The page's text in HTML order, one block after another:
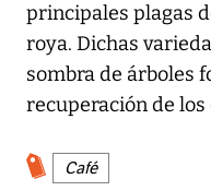
principales plagas
roya. Dichas
sombra de árboles
recuperación de
Café